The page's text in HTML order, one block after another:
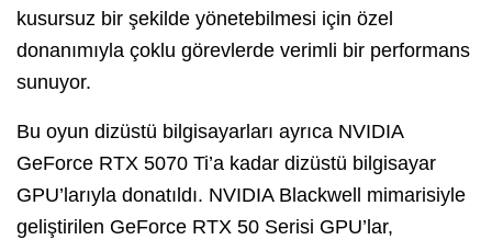
kusursuz bir şekilde yönetebilmesi için özel
donanımıyla çoklu görevlerde verimli bir performans
sunuyor.
Bu oyun dizüstü bilgisayarları ayrıca NVIDIA
GeForce RTX 5070 Ti’a kadar dizüstü bilgisayar
GPU’larıyla donatıldı. NVIDIA Blackwell mimarisiyle
geliştirilen GeForce RTX 50 Serisi GPU’lar,